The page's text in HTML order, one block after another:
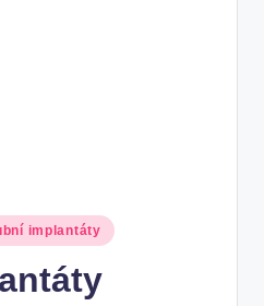
implantáty